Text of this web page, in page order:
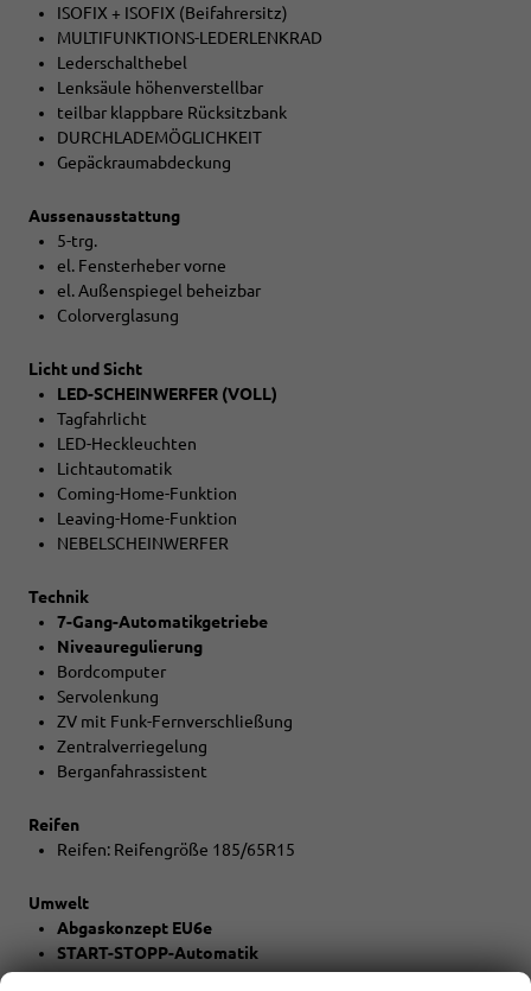
ISOFIX + ISOFIX (Beifahrersitz)
MULTIFUNKTIONS-LEDERLENKRAD
Lederschalthebel
Lenksäule höhenverstellbar
teilbar klappbare Rücksitzbank
DURCHLADEMÖGLICHKEIT
Gepäckraumabdeckung
Aussenausstattung
5-trg.
el. Fensterheber vorne
el. Außenspiegel beheizbar
Colorverglasung
Licht und Sicht
LED-SCHEINWERFER (VOLL)
Tagfahrlicht
LED-Heckleuchten
Lichtautomatik
Coming-Home-Funktion
Leaving-Home-Funktion
NEBELSCHEINWERFER
Technik
7-Gang-Automatikgetriebe
Niveauregulierung
Bordcomputer
Servolenkung
ZV mit Funk-Fernverschließung
Zentralverriegelung
Berganfahrassistent
Reifen
Reifen: Reifengröße 185/65R15
Umwelt
Abgaskonzept EU6e
START-STOPP-Automatik